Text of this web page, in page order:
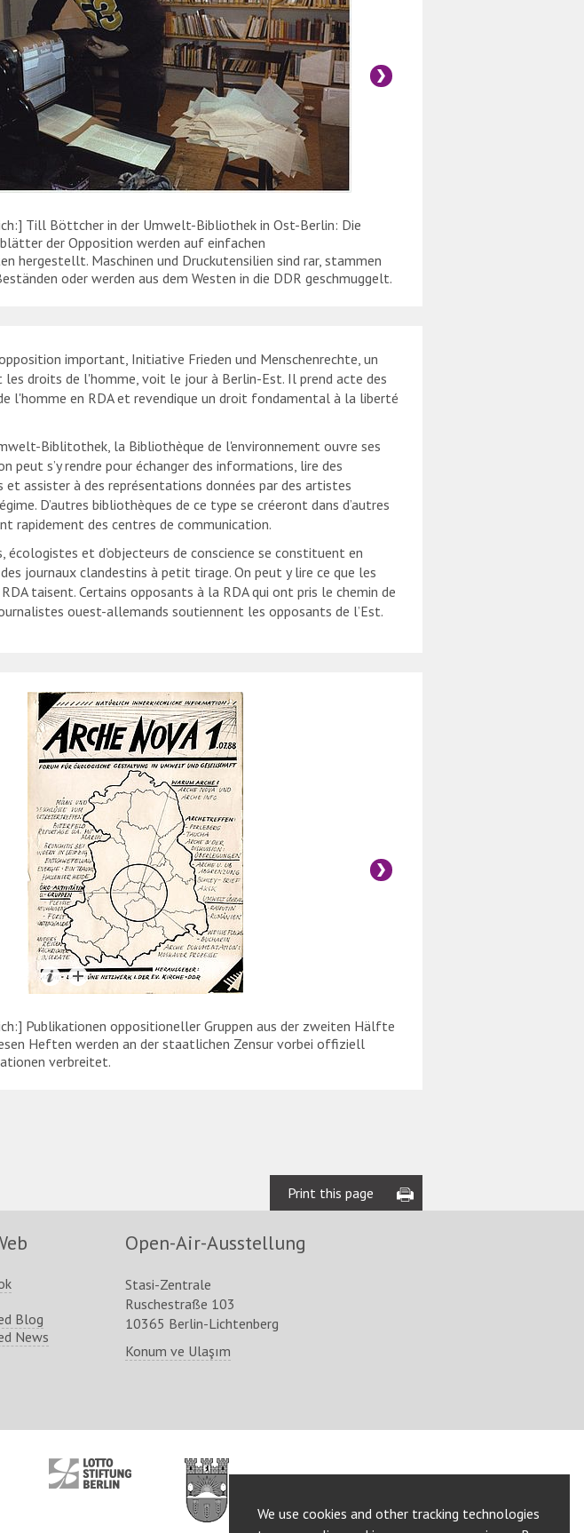
We use cookies and other tracking technologies
Till Böttcher in der Umwelt-Bibliothek in Ost-Berlin: Die
der Opposition werden auf einfachen
hergestellt. Maschinen und Druckutensilien sind rar, stammen
oder werden aus dem Westen in die DDR geschmuggelt.
important, Initiative Frieden und Menschenrechte, un
droits de l'homme, voit le jour à Berlin-Est. Il prend acte des
l'homme en RDA et revendique un droit fondamental à la liberté
Biblitothek, la Bibliothèque de l'environnement ouvre ses
peut s’y rendre pour échanger des informations, lire des
assister à des représentations données par des artistes
D’autres bibliothèques de ce type se créeront dans d’autres
rapidement des centres de communication.
écologistes et d’objecteurs de conscience se constituent en
journaux clandestins à petit tirage. On peut y lire ce que les
taisent. Certains opposants à la RDA qui ont pris le chemin de
ouest-allemands soutiennent les opposants de l’Est.
Publikationen oppositioneller Gruppen aus der zweiten Hälfte
Heften werden an der staatlichen Zensur vorbei offiziell
verbreitet.
Print this page
Blog
News
Open-Air-Ausstellung
Stasi-Zentrale
Ruschestraße 103
10365 Berlin-Lichtenberg
Konum ve Ulaşım
http://www.lotto-
stiftung-
http://www.berlin.de/ba-
lichtenberg/